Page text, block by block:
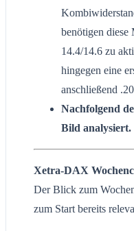
benötigen diese
14.4/14.6 zu
hingegen eine
anschließend
Nachfolgend
Bild analysiert.
Xetra-DAX
Der Blick zum
zum Start bereits